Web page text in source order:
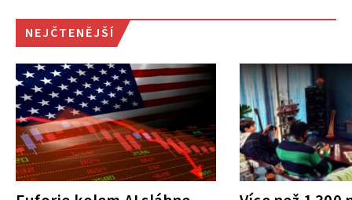
NEJČTENĚJŠÍ